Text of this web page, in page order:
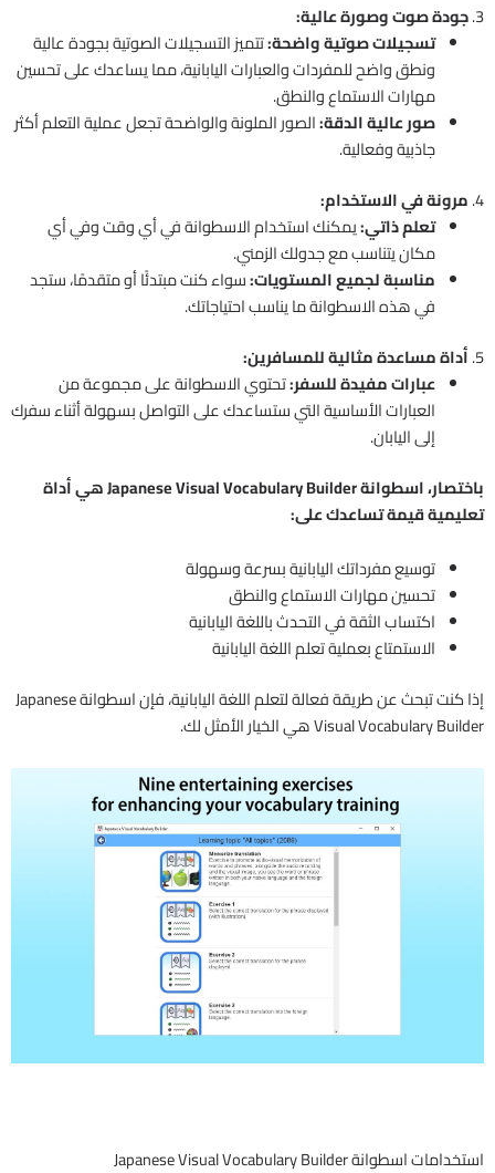
3. جودة صوت وصورة عالية:
تسجيلات صوتية واضحة:تتميز التسجيلات الصوتية بجودة عالية
ونطق واضح للمفردات والعبارات اليابانية، مما يساعدك على تحسين
مهارات الاستماع والنطق.
صور عالية الدقة:الصور الملونة والواضحة تجعل عملية التعلم أكثر
جاذبية وفعالية.
4. مرونة في الاستخدام:
تعلم ذاتي:يمكنك استخدام الاسطوانة في أي وقت وفي أي
مكان يتناسب مع جدولك الزمني.
مناسبة لجميع المستويات:سواء كنت مبتدئًا أو متقدمًا، ستجد
في هذه الاسطوانة ما يناسب احتياجاتك.
5. أداة مساعدة مثالية للمسافرين:
عبارات مفيدة للسفر:تحتوي الاسطوانة على مجموعة من
العبارات الأساسية التي ستساعدك على التواصل بسهولة أثناء سفرك
إلى اليابان.
باختصار، اسطوانة Japanese Visual Vocabulary Builder هي أداة
تعليمية قيمة تساعدك على:
توسيع مفرداتك اليابانية بسرعة وسهولة
تحسين مهارات الاستماع والنطق
اكتساب الثقة في التحدث باللغة اليابانية
الاستمتاع بعملية تعلم اللغة اليابانية
إذا كنت تبحث عن طريقة فعالة لتعلم اللغة اليابانية، فإن اسطوانة Japanese
Visual Vocabulary Builder هي الخيار الأمثل لك.
استخدامات اسطوانة Japanese Visual Vocabulary Builder